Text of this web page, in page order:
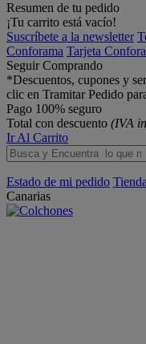
Resumen de tu pedido
¡Tu carrito está vacío!
Suscríbete a la newsletter
Conforama Tarjeta
Seguir Comprando
*Descuentos, cupones y
clic en Tramitar Pedido
Pago 100% seguro
Total con descuento (IVA
Ir Al Carrito
Estado de mi pedido
Canarias